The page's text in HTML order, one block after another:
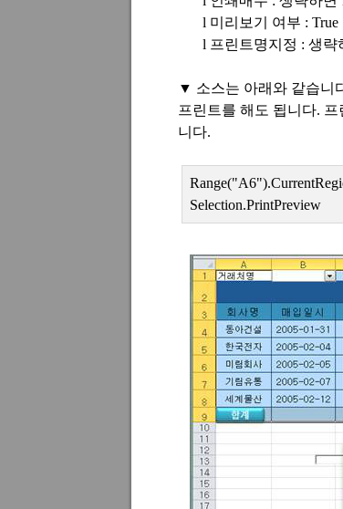
l 미리보기 여부 : True
l 프린트명지정 : 생략
▼ 소스는 아래와 같습니
프린트를 해도 됩니다. 프
니다.
Selection.PrintPreview